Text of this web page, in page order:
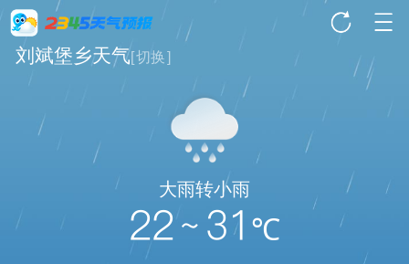
刘斌堡乡天气[切换]
大雨转小雨
22 ~ 31 ℃